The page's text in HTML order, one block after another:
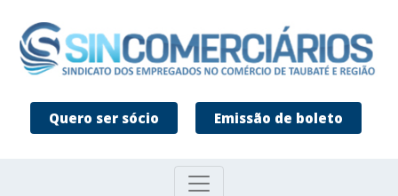
Quero ser sócio Emissão de boleto